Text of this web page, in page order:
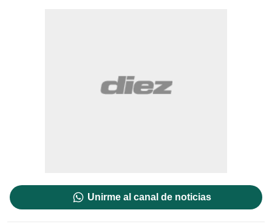
Unirme al canal de noticias